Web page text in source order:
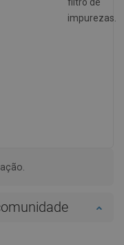
filtro de
impurezas.